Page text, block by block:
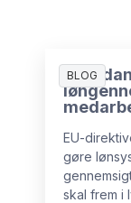
BLOG
EU-
gøre
skal frem i